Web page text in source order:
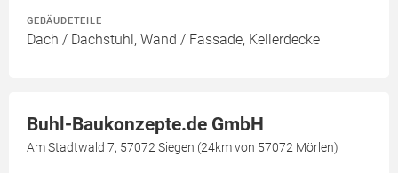
GEBÄUDETEILE
Dach / Dachstuhl, Wand / Fassade, Kellerdecke
Buhl-Baukonzepte.de GmbH
Am Stadtwald 7, 57072 Siegen (24km von 57072 Mörlen)